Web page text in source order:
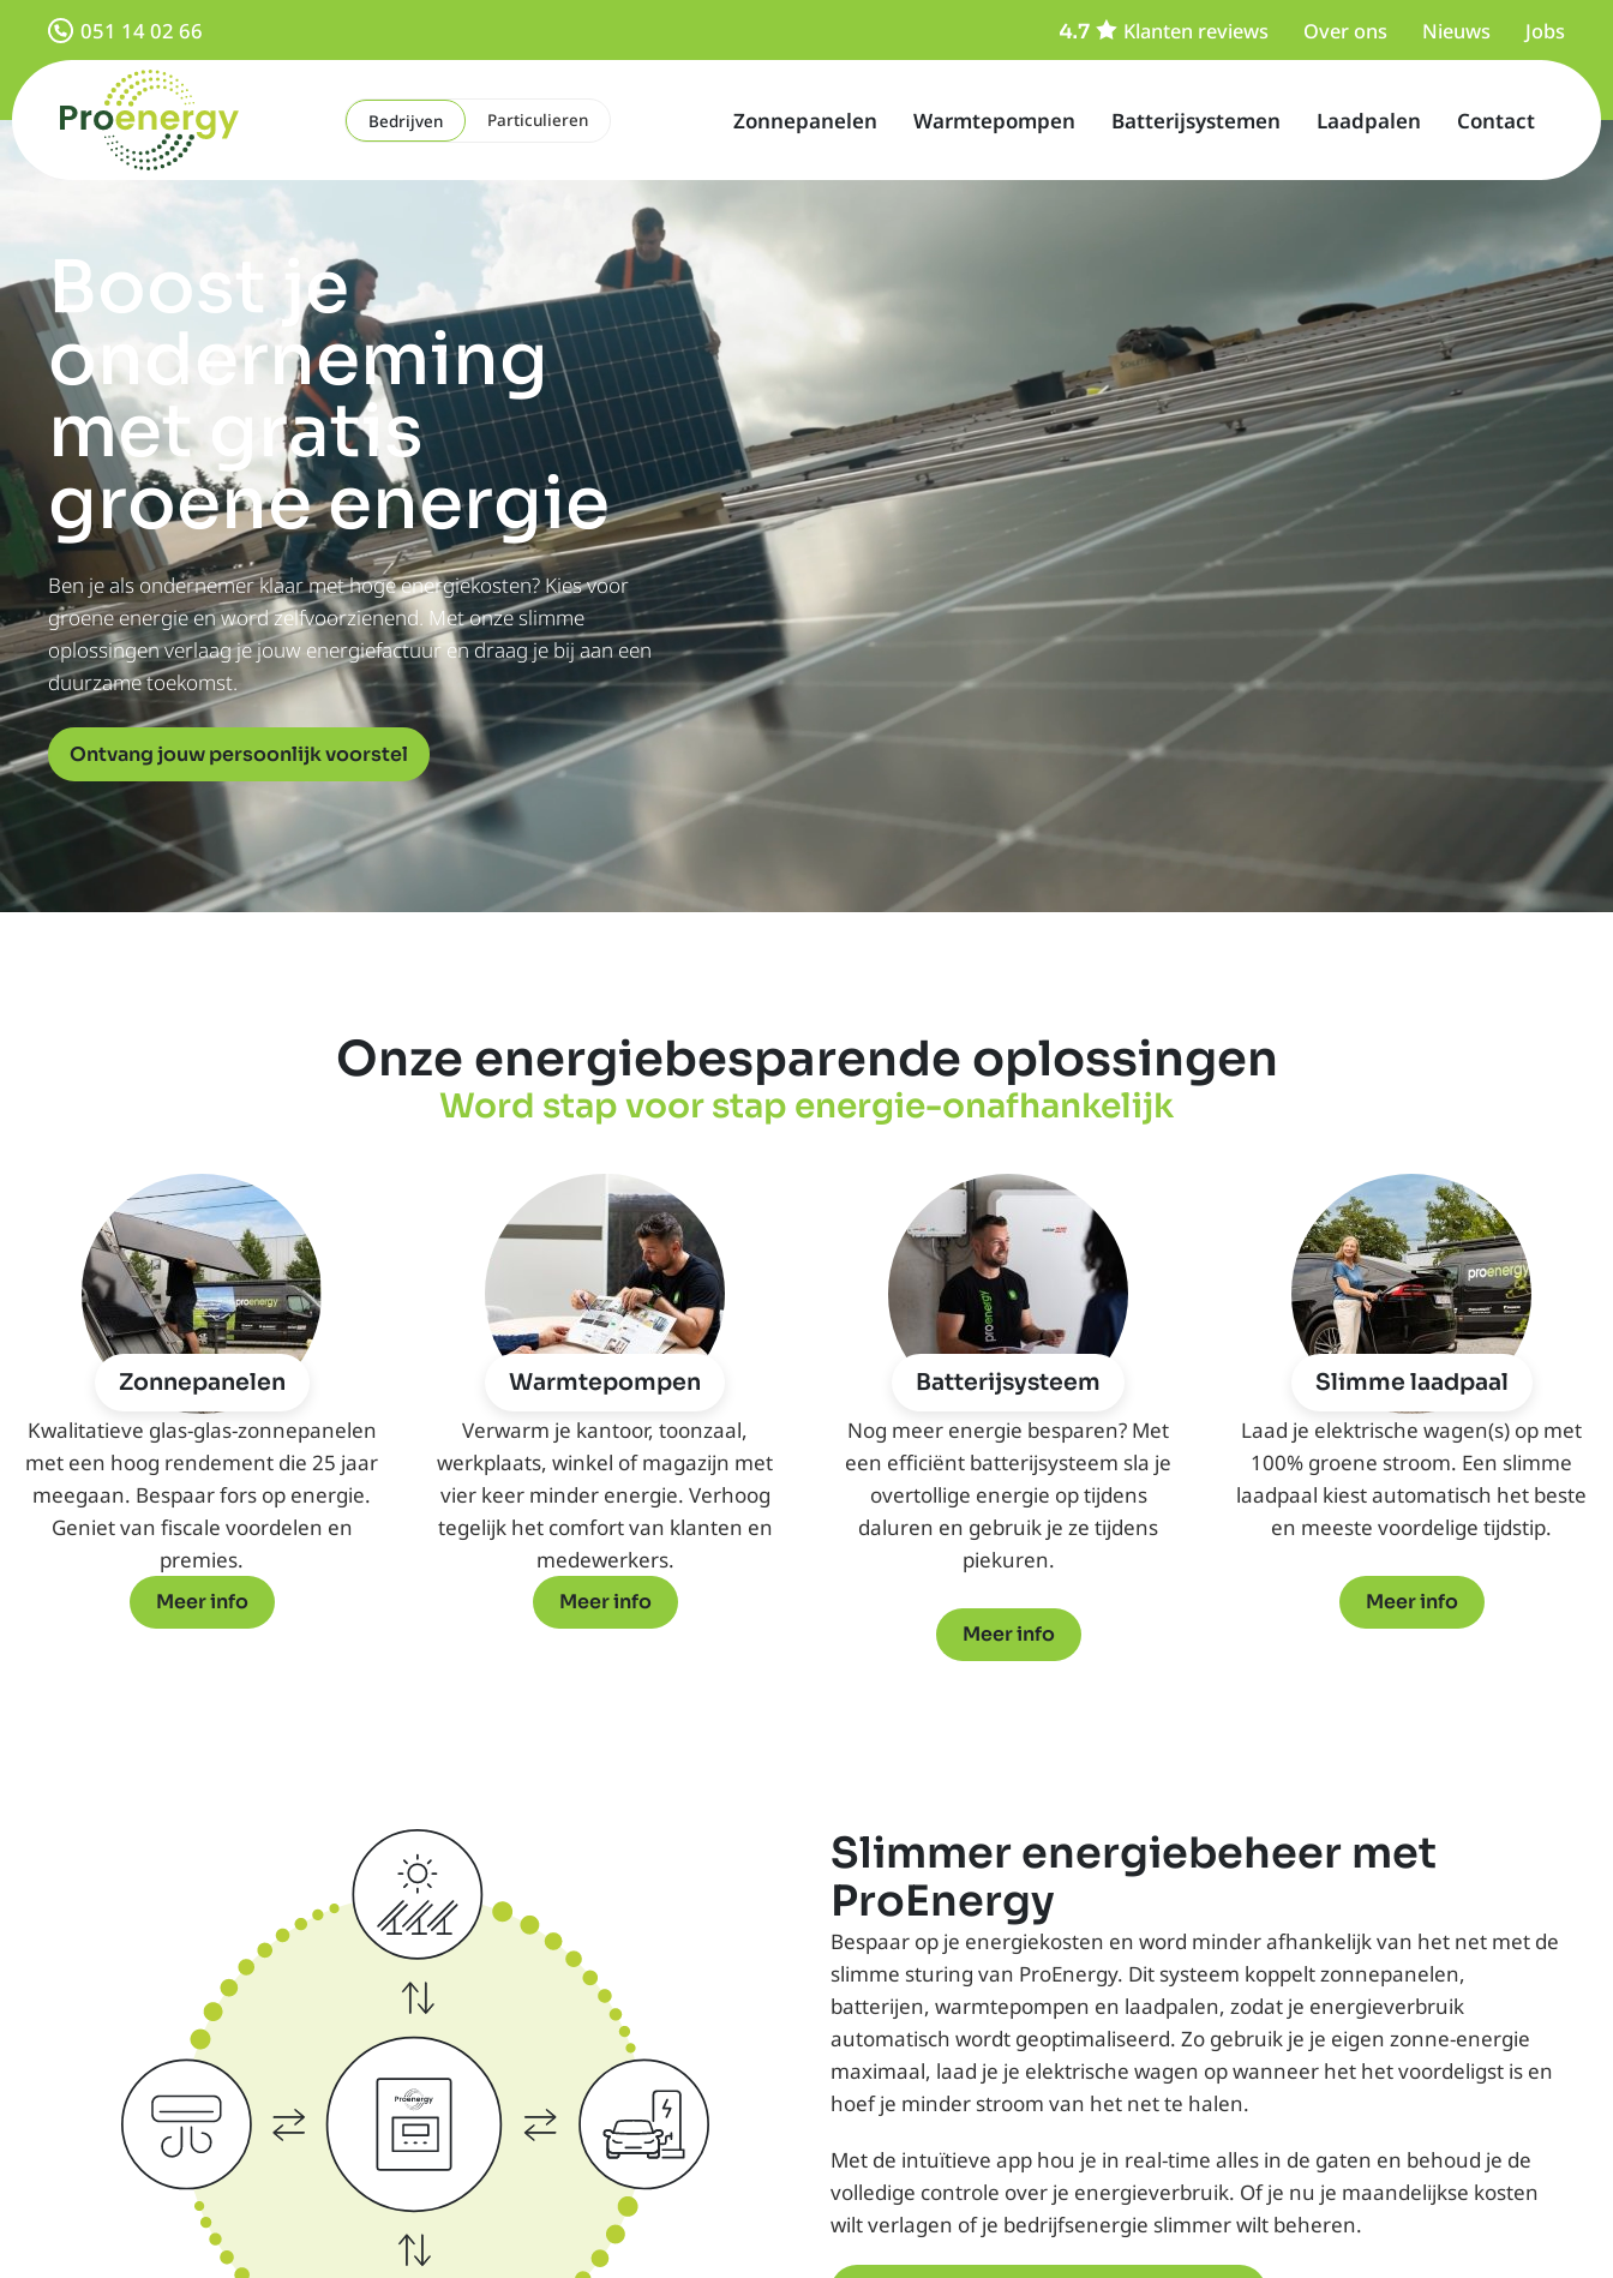
051 14 02 66 Klanten reviews Over ons Nieuws Jobs
Bedrijven Particulieren Zonnepanelen Warmtepompen Batterijsystemen Laadpalen Contact
Boost je
onderneming
met gratis
groene energie
Ben je als ondernemer klaar met hoge energiekosten? Kies voor
groene energie en word zelfvoorzienend. Met onze slimme
oplossingen verlaag je jouw energiefactuur en draag je bij aan een
duurzame toekomst.
Ontvang jouw persoonlijk voorstel
Onze energiebesparende oplossingen
Word stap voor stap energie-onafhankelijk
Zonnepanelen
Kwalitatieve glas-glas-zonnepanelen
met een hoog rendement die 25 jaar
meegaan. Bespaar fors op energie.
Geniet van fiscale voordelen en
premies.
Meer info
Warmtepompen
Verwarm je kantoor, toonzaal,
werkplaats, winkel of magazijn met
vier keer minder energie. Verhoog
tegelijk het comfort van klanten en
medewerkers.
Meer info
Batterijsysteem
Nog meer energie besparen? Met
een efficiënt batterijsysteem sla je
overtollige energie op tijdens
daluren en gebruik je ze tijdens
piekuren.
Meer info
Slimme laadpaal
Laad je elektrische wagen(s) op met
100% groene stroom. Een slimme
laadpaal kiest automatisch het beste
en meeste voordelige tijdstip.
Meer info
Slimmer energiebeheer met
ProEnergy
Bespaar op je energiekosten en word minder afhankelijk van het net met de
slimme sturing van ProEnergy. Dit systeem koppelt zonnepanelen,
batterijen, warmtepompen en laadpalen, zodat je energieverbruik
automatisch wordt geoptimaliseerd. Zo gebruik je je eigen zonne-energie
maximaal, laad je je elektrische wagen op wanneer het het voordeligst is en
hoef je minder stroom van het net te halen.
Met de intuïtieve app hou je in real-time alles in de gaten en behoud je de
volledige controle over je energieverbruik. Of je nu je maandelijkse kosten
wilt verlagen of je bedrijfsenergie slimmer wilt beheren.